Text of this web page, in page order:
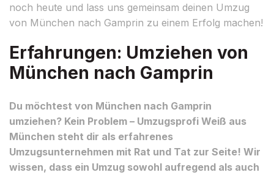
noch heute und lass uns gemeinsam deinen Umzug
von München nach Gamprin zu einem Erfolg machen!
Erfahrungen: Umziehen von
München nach Gamprin
Du möchtest von München nach Gamprin
umziehen? Kein Problem – Umzugsprofi Weiß aus
München steht dir als erfahrenes
Umzugsunternehmen mit Rat und Tat zur Seite! Wir
wissen, dass ein Umzug sowohl aufregend als auch